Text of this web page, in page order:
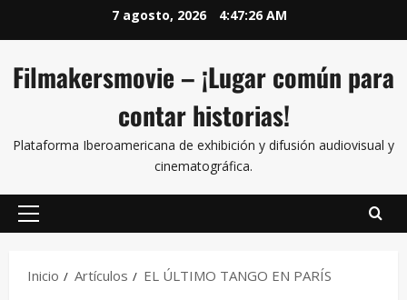
7 agosto, 2026 4:47:27 AM
Filmakersmovie – ¡Lugar común para
contar historias!
Plataforma Iberoamericana de exhibición y difusión audiovisual y
cinematográfica.
Inicio Artículos EL ÚLTIMO TANGO EN PARÍS